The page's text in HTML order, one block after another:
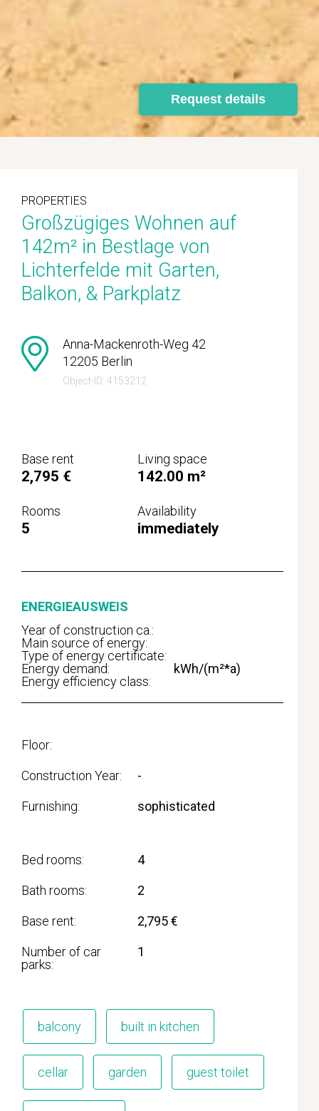
Request details
PROPERTIES
Großzügiges Wohnen auf
142m² in Bestlage von
Lichterfelde mit Garten,
Balkon, & Parkplatz
Anna-Mackenroth-Weg 42
12205 Berlin
Object-ID: 4153212
Base rent
2,795 €
Living space
142.00 m²
Rooms
5
Availability
immediately
ENERGIEAUSWEIS
Year of construction ca.:
Main source of energy:
Type of energy certificate:
Energy demand:
kWh/(m²*a)
Energy efficiency class:
Floor
Construction Year -
Furnishing sophisticated
Bed rooms 4
Bath rooms 2
Base rent 2,795 €
Number of car
parks
1
balcony built in kitchen
cellar garden guest toilet